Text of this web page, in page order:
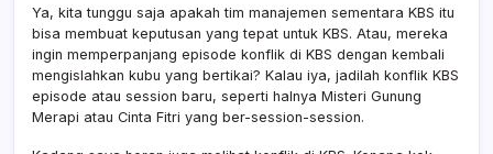
Ya, kita tunggu saja apakah tim manajemen sementara KBS itu
bisa membuat keputusan yang tepat untuk KBS. Atau, mereka
ingin memperpanjang episode konflik di KBS dengan kembali
mengislahkan kubu yang bertikai? Kalau iya, jadilah konflik KBS
episode atau session baru, seperti halnya Misteri Gunung
Merapi atau Cinta Fitri yang ber-session-session.